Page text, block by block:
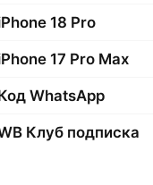
18 Pro
17 Pro Max
WhatsApp
Клуб подписка